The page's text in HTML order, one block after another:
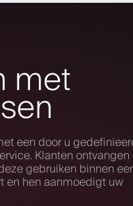
met
een door u
Klanten ontvangen
gebruiken binnen
en hen aanmoedigt uw